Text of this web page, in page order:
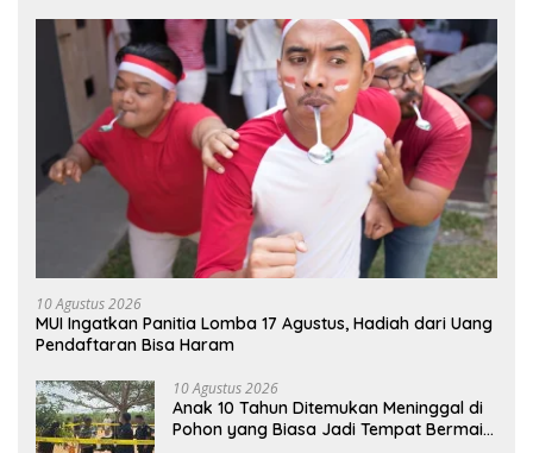
10 Agustus 2026
MUI Ingatkan Panitia Lomba 17 Agustus, Hadiah dari Uang
Pendaftaran Bisa Haram
10 Agustus 2026
Anak 10 Tahun Ditemukan Meninggal di
Pohon yang Biasa Jadi Tempat Bermain